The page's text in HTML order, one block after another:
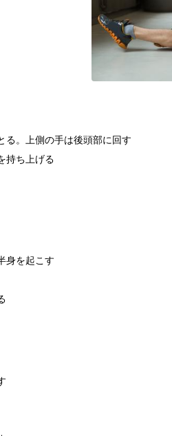
る。上側の手は後頭部に回す
持ち上げる
身を起こす